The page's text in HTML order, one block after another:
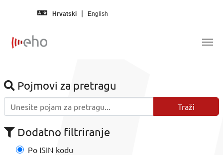
Hrvatski English
Pojmovi za pretragu
Dodatno filtriranje
Po ISIN kodu